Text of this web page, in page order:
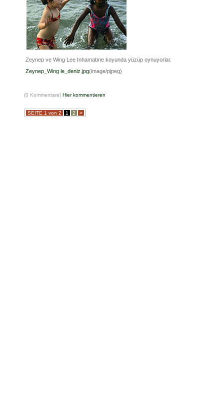
Zeynep ve Wing Lee Inhamabne koyunda yüzüp oynuyorlar.
Zeynep_Wing le_deniz.jpg(image/pjpeg)
(0 Kommentare) Hier kommentieren
SEITE 1 von 2 1 2 >